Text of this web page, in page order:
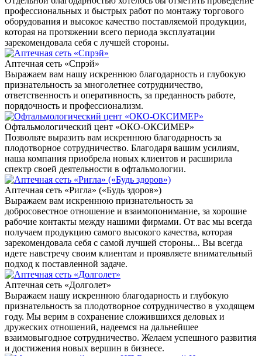
профессиональных и быстрых работ по монтажу торгового
оборудования и высокое качество поставляемой продукции,
которая на протяжении всего периода эксплуатации
зарекомендовала себя с лучшей стороны.
Аптечная сеть «Спрэй»
Выражаем вам нашу искреннюю благодарность и глубокую
признательность за многолетнее сотрудничество,
ответственность и оперативность, за преданность работе,
порядочность и профессионализм.
Офтальмологический цент «ОКО-ОКСИМЕР»
Позвольте выразить вам искреннюю благодарность за
плодотворное сотрудничество. Благодаря вашим усилиям,
наша компания приобрела новых клиентов и расширила
спектр своей деятельности в офтальмологии.
Аптечная сеть «Ригла» («Будь здоров»)
Выражаем вам искреннюю признательность за
добросовестное отношение и взаимопонимание, за хорошие
рабочие контакты между нашими фирмами. От вас мы всегда
получаем продукцию самого высокого качества, которая
зарекомендовала себя с самой лучшей стороны... Вы всегда
идете навстречу своим клиентам и проявляете внимательный
подход к поставленной задаче.
Аптечная сеть «Долголет»
Выражаем нашу искреннюю благодарность и глубокую
признательность за плодотворное сотрудничество в уходящем
году. Мы верим в сохранение сложившихся деловых и
дружеских отношений, надеемся на дальнейшее
взаимовыгодное сотрудничество. Желаем успешного развития
и достижения новых вершин в бизнесе.